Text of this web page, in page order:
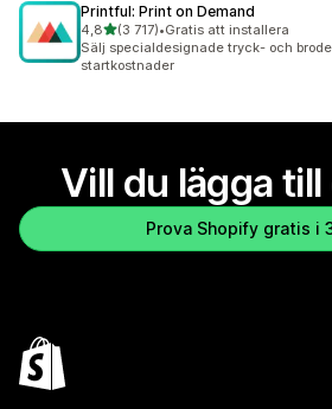
Printful: Print on Demand
4,8av 5 stjärnor
(3 717)
3717 recensioner totalt
•Gratis att installera
Sälj specialdesignade tryck- och
startkostnader
Vill du lägga till
Prova Shopify gratis i